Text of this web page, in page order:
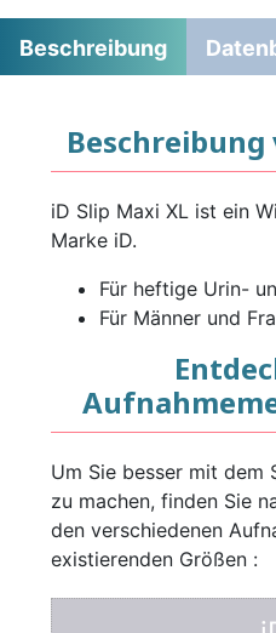
Beschreibung
Beschreibung
iD Slip Maxi XL ist ein
Marke iD.
Für heftige Urin-
Für Männer und
Um Sie besser mit
zu machen, finden Sie
den verschiedenen
existierenden Größen :